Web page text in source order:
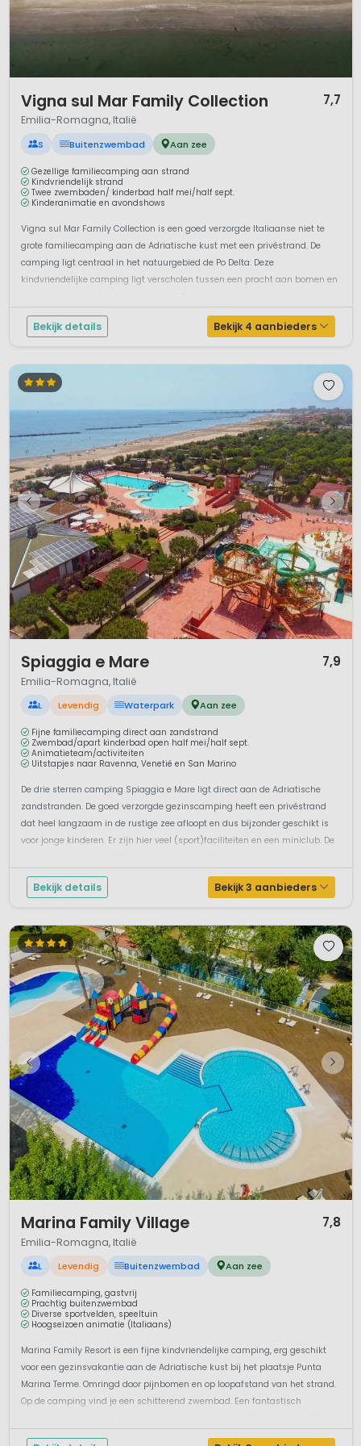
Vigna sul Mar Family Collection 7,7
Emilia-Romagna, Italië
S Buitenzwembad Aan zee
Gezellige familiecamping aan strand
Kindvriendelijk strand
Twee zwembaden/ kinderbad half mei/half sept.
Kinderanimatie en avondshows
Vigna sul Mar Family Collection is een goed verzorgde Italiaanse niet te
grote familiecamping aan de Adriatische kust met een privéstrand. De
camping ligt centraal in het natuurgebied de Po Delta. Deze
kindvriendelijke camping ligt verscholen tussen een pracht aan bomen en
Bekijk details Bekijk 4 aanbieders
Spiaggia e Mare 7,9
Emilia-Romagna, Italië
L Levendig Waterpark Aan zee
Fijne familiecamping direct aan zandstrand
Zwembad/apart kinderbad open half mei/half sept.
Animatieteam/activiteiten
Uitstapjes naar Ravenna, Venetië en San Marino
De drie sterren camping Spiaggia e Mare ligt direct aan de Adriatische
zandstranden. De goed verzorgde gezinscamping heeft een privéstrand
dat heel langzaam in de rustige zee afloopt en dus bijzonder geschikt is
voor jonge kinderen. Er zijn hier veel (sport)faciliteiten en een miniclub. De
Bekijk details Bekijk 3 aanbieders
Marina Family Village 7,8
Emilia-Romagna, Italië
L Levendig Buitenzwembad Aan zee
Familiecamping, gastvrij
Prachtig buitenzwembad
Diverse sportvelden, speeltuin
Hoogseizoen animatie (Italiaans)
Marina Family Resort is een fijne kindvriendelijke camping, erg geschikt
voor een gezinsvakantie aan de Adriatische kust bij het plaatsje Punta
Marina Terme. Omringd door pijnbomen en op loopafstand van het strand.
Op de camping vind je een schitterend zwembad. Een fantastisch
n...